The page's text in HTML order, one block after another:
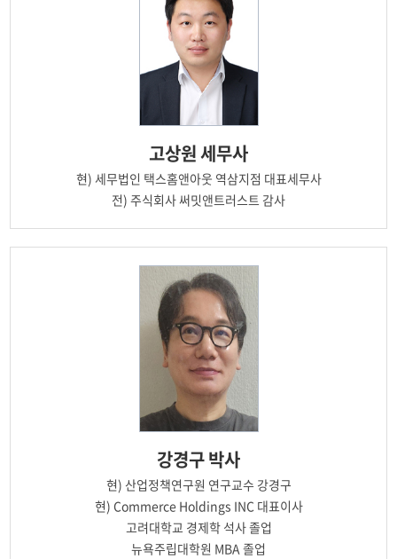
고상원세무사
현) 세무법인 택스홈앤아웃 역삼지점 대표세무사
전) 주식회사 써밋앤트러스트 감사
강경구박사
현) 산업정책연구원 연구교수 강경구
현) Commerce Holdings INC 대표이사
고려대학교 경제학 석사 졸업
뉴욕주립대학원 MBA 졸업